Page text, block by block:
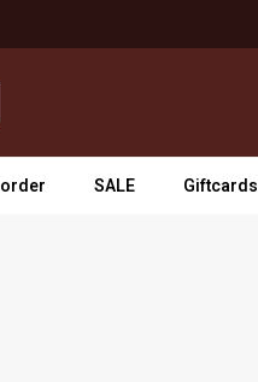
SALE Giftcards